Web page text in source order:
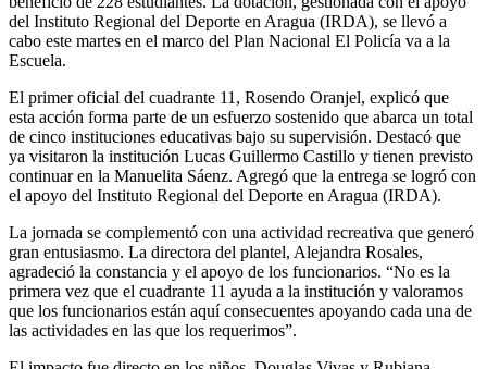
del Instituto Regional del Deporte en Aragua (IRDA), se llevó a
cabo este martes en el marco del Plan Nacional El Policía va a la
Escuela.
El primer oficial del cuadrante 11, Rosendo Oranjel, explicó que
esta acción forma parte de un esfuerzo sostenido que abarca un total
de cinco instituciones educativas bajo su supervisión. Destacó que
ya visitaron la institución Lucas Guillermo Castillo y tienen previsto
continuar en la Manuelita Sáenz. Agregó que la entrega se logró con
el apoyo del Instituto Regional del Deporte en Aragua (IRDA).
La jornada se complementó con una actividad recreativa que generó
gran entusiasmo. La directora del plantel, Alejandra Rosales,
agradeció la constancia y el apoyo de los funcionarios. “No es la
primera vez que el cuadrante 11 ayuda a la institución y valoramos
que los funcionarios están aquí consecuentes apoyando cada una de
las actividades en las que los requerimos”.